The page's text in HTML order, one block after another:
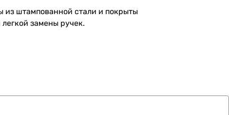
из штампованной стали и покрыты
замены ручек.